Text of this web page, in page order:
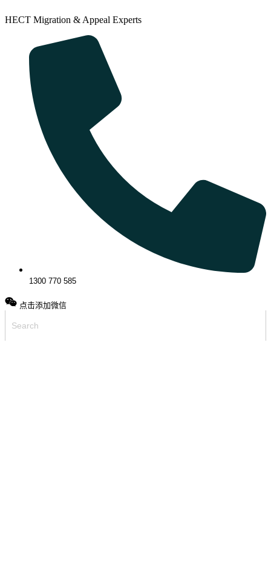
HECT Migration & Appeal Experts
1300 770 585
点击添加微信